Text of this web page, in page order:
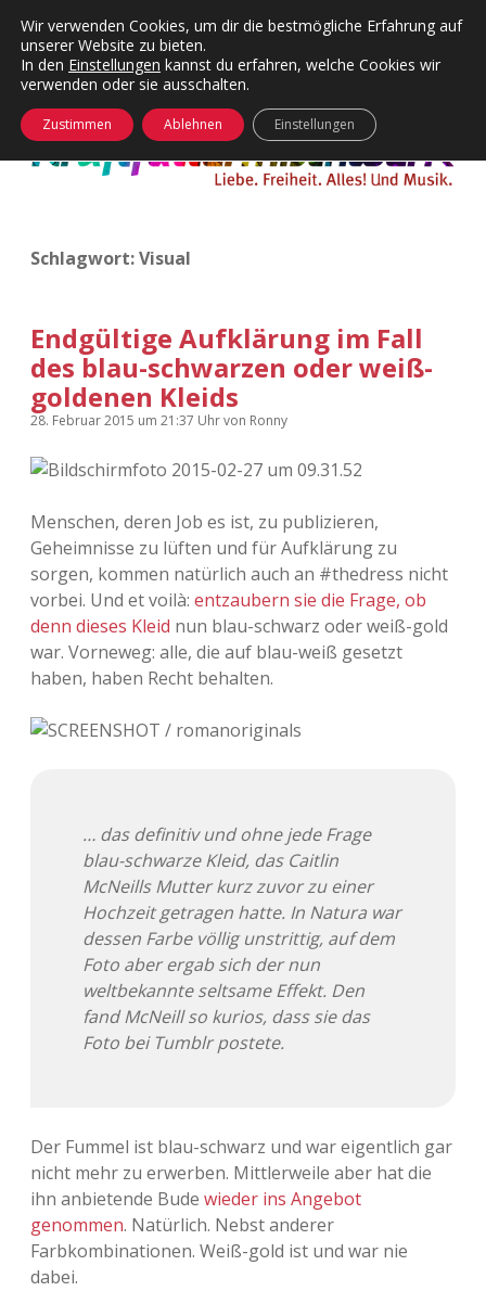
Kategorien
Menü
24 Hours Chilling
Die Wende
Kopfkinomusik
Nur mal so
Täglicher Sinnwahn
Visuelles
Wandnotizen
KFMW-Disco
Dates
Menü
öffnen
Adventskalender 2010
Adventskalender 2011
Adventskalender 2012
Adventskalender 2013
Adventskalender 2014
Adventskalender 2015
Adventskalender 2016
Adventskalender 2017
Adventskalender 2019
Adventskalender 2020
Adventskalender 2021
Adventskalender 2022
Adventskalender 2023
facebook
instagram
rss soundcloud
vimeoBluesky
öffnen
Schlagwort:Visual
Endgültige Aufklärung im Fall
des blau-schwarzen oder weiß-
goldenen Kleids
28. Februar 2015 um 21:37 Uhrvon Ronny
Menschen, deren Job es ist, zu publizieren,
Geheimnisse zu lüften und für Aufklärung zu
sorgen, kommen natürlich auch an #thedress nicht
vorbei. Und et voilà: entzaubern sie die Frage, ob
denn dieses Kleid nun blau-schwarz oder weiß-gold
war. Vorneweg: alle, die auf blau-weiß gesetzt
haben, haben Recht behalten.
… das definitiv und ohne jede Frage
blau-schwarze Kleid, das Caitlin
McNeills Mutter kurz zuvor zu einer
Hochzeit getragen hatte. In Natura war
dessen Farbe völlig unstrittig, auf dem
Foto aber ergab sich der nun
weltbekannte seltsame Effekt. Den
fand McNeill so kurios, dass sie das
Foto bei Tumblr postete.
Der Fummel ist blau-schwarz und war eigentlich gar
nicht mehr zu erwerben. Mittlerweile aber hat die
ihn anbietende Bude wieder ins Angebot
genommen. Natürlich. Nebst anderer
Farbkombinationen. Weiß-gold ist und war nie
dabei.
Wir verwenden Cookies, um dir die bestmögliche Erfahrung auf
unserer Website zu bieten.
In den Einstellungen kannst du erfahren, welche Cookies wir
verwenden oder sie ausschalten.
Zustimmen Ablehnen Einstellungen